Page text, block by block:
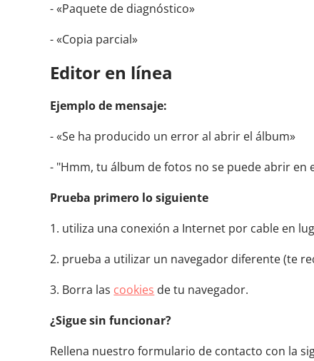
- «Paquete de diagnóstico»
- «Copia parcial»
Editor en línea
Ejemplo de mensaje:
- «Se ha producido un error al abrir el álbum»
- "Hmm, tu álbum de fotos no se puede abrir
Prueba primero lo siguiente
1. utiliza una conexión a Internet por cable en
2. prueba a utilizar un navegador diferente (te
3. Borra las cookies de tu navegador.
¿Sigue sin funcionar?
Rellena nuestro formulario de contacto con la